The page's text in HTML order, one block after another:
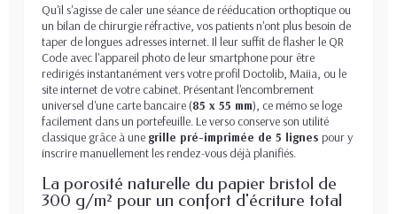
Qu'il s'agisse de caler une séance de rééducation orthoptique ou
un bilan de chirurgie réfractive, vos patients n'ont plus besoin de
taper de longues adresses internet. Il leur suffit de flasher le QR
Code avec l'appareil photo de leur smartphone pour être
redirigés instantanément vers votre profil Doctolib, Maiia, ou le
site internet de votre cabinet. Présentant l'encombrement
universel d'une carte bancaire (85 x 55 mm), ce mémo se loge
facilement dans un portefeuille. Le verso conserve son utilité
classique grâce à une grille pré-imprimée de 5 lignes pour y
inscrire manuellement les rendez-vous déjà planifiés.
La porosité naturelle du papier bristol de
300 g/m² pour un confort d'écriture total